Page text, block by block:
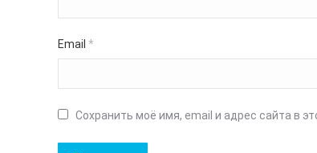
Email *
Сохранить моё имя, email и адрес сайта в